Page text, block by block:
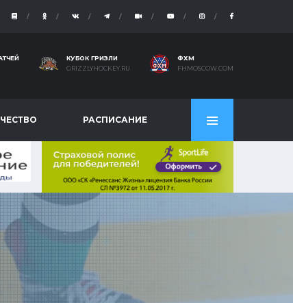
КУБОК ГРИЗЛИ
GRIZZLYHOCKEY.RU
ФХМ
FHMOSCOW.COM
РАСПИСАНИЕ